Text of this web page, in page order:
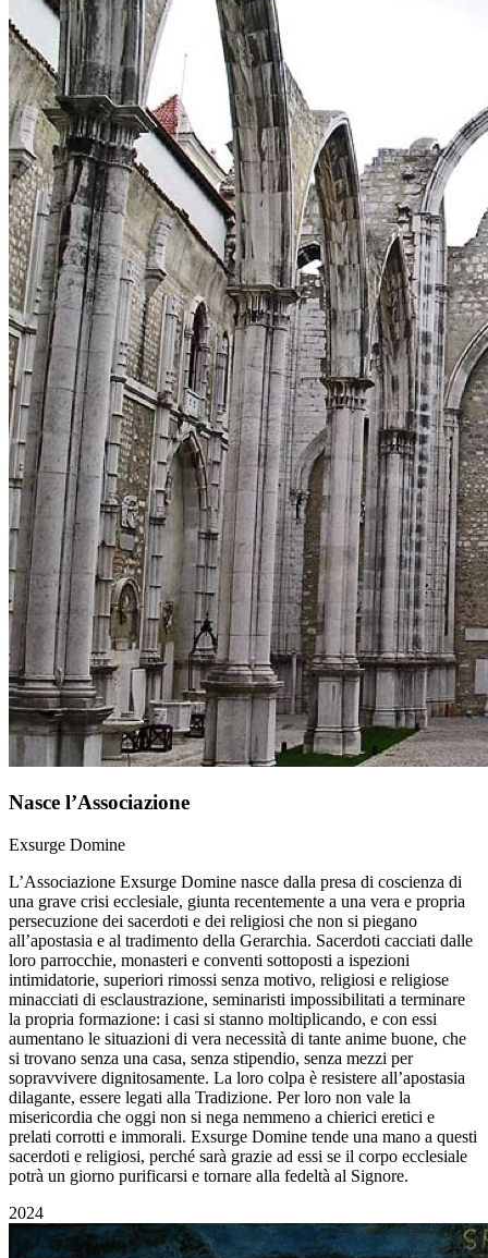
Nasce l’Associazione
Exsurge Domine
L’Associazione Exsurge Domine nasce dalla presa di coscienza di
una grave crisi ecclesiale, giunta recentemente a una vera e propria
persecuzione dei sacerdoti e dei religiosi che non si piegano
all’apostasia e al tradimento della Gerarchia. Sacerdoti cacciati dalle
loro parrocchie, monasteri e conventi sottoposti a ispezioni
intimidatorie, superiori rimossi senza motivo, religiosi e religiose
minacciati di esclaustrazione, seminaristi impossibilitati a terminare
la propria formazione: i casi si stanno moltiplicando, e con essi
aumentano le situazioni di vera necessità di tante anime buone, che
si trovano senza una casa, senza stipendio, senza mezzi per
sopravvivere dignitosamente. La loro colpa è resistere all’apostasia
dilagante, essere legati alla Tradizione. Per loro non vale la
misericordia che oggi non si nega nemmeno a chierici eretici e
prelati corrotti e immorali. Exsurge Domine tende una mano a questi
sacerdoti e religiosi, perché sarà grazie ad essi se il corpo ecclesiale
potrà un giorno purificarsi e tornare alla fedeltà al Signore.
2024